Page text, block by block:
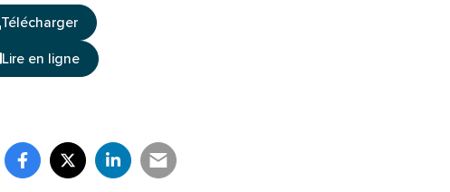
Télécharger
(ouverture dans un nouvel onglet)
Lire en ligne
Partager sur Facebook
(ouverture dans un nouvel onglet)
Partager sur X (Twitter)
(ouverture dans un nouvel onglet)
Partager sur LinkedIn
(ouverture dans un nouvel onglet)
Partager par e-mail
(ouverture dans un nouvel onglet)